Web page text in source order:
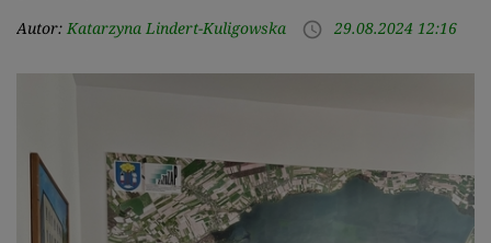
Autor: Katarzyna Lindert-Kuligowska access_time 29.08.2024 12:16